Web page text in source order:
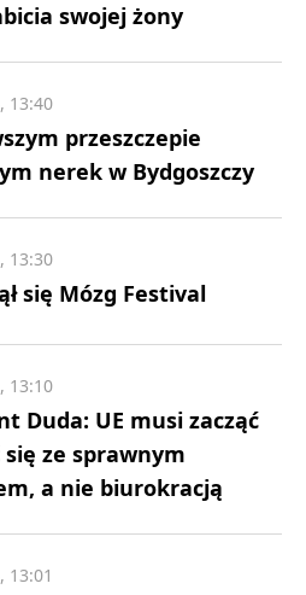
swojej żony
przeszczepie
nerek w Bydgoszczy
13:40
się Mózg Festival
13:30
Duda: UE musi zacząć
ze sprawnym
a nie biurokracją
13:10
13:01